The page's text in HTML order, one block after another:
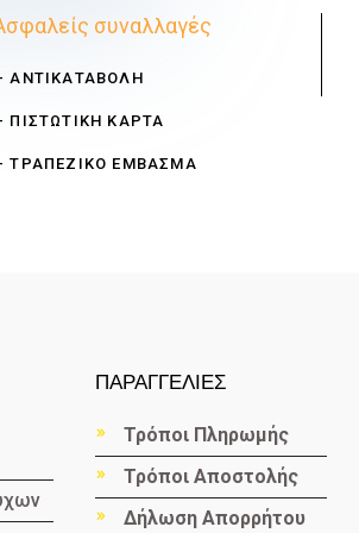
συναλλαγές
ΑΝΤΙΚΑΤΑΒΟΛΗ
ΠΙΣΤΩΤΙΚΗ ΚΑΡΤΑ
ΤΡΑΠΕΖΙΚΟ ΕΜΒΑΣΜΑ
ΠΑΡΑΓΓΕΛΙΕΣ
Τρόποι Πληρωμής
Τρόποι Αποστολής
Δήλωση Απορρήτου